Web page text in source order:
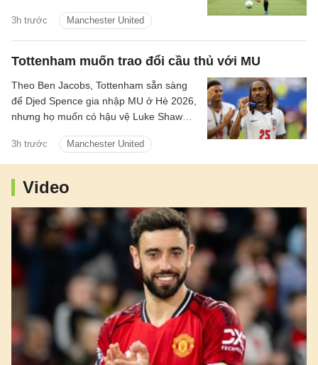
3h trước Manchester United
Tottenham muốn trao đổi cầu thủ với MU
3h trước Manchester United
Theo Ben Jacobs, Tottenham sẵn sàng
để Djed Spence gia nhập MU ở Hè 2026,
nhưng họ muốn có hậu vệ Luke Shaw
Video